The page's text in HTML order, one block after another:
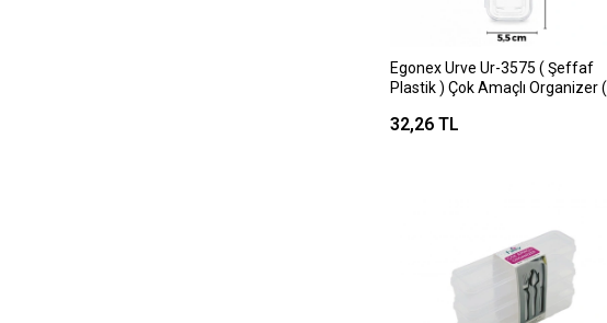
Egonex Urve Ur-3575 ( Şeffaf
Plastik ) Çok Amaçlı Organizer (
Bıçak Kutusu*24=k
32,26 TL